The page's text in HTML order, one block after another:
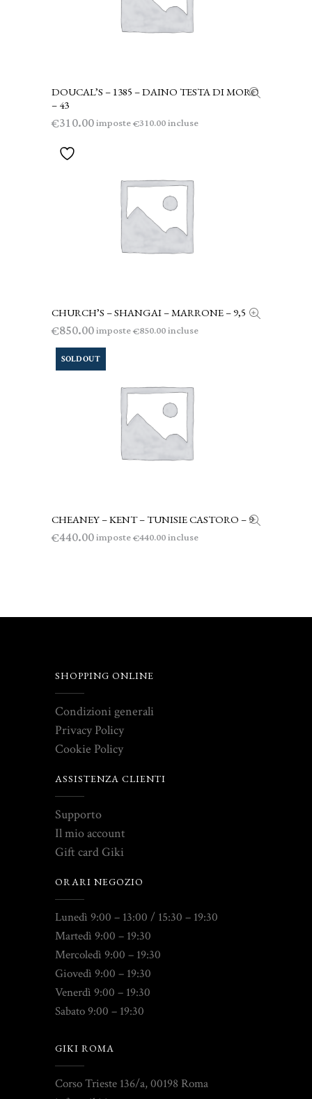
AGGIUNGI AL CARRELLO
DOUCAL’S – 1385 – DAINO TESTA DI MORO
– 43
€310.00imposte€310.00incluse
AGGIUNGI AL CARRELLO
CHURCH’S – SHANGAI – MARRONE – 9,5
€850.00imposte€850.00incluse
SOLD OUT
LEGGI TUTTO
CHEANEY – KENT – TUNISIE CASTORO – 9
€440.00imposte€440.00incluse
SHOPPING ONLINE
Condizioni generali
Privacy Policy
Cookie Policy
ASSISTENZA CLIENTI
Supporto
Il mio account
Gift card Giki
ORARI NEGOZIO
Lunedì 9:00 – 13:00 / 15:30 – 19:30
Martedì 9:00 – 19:30
Mercoledì 9:00 – 19:30
Giovedì 9:00 – 19:30
Venerdì 9:00 – 19:30
Sabato 9:00 – 19:30
GIKI ROMA
Corso Trieste 136/a, 00198 Roma